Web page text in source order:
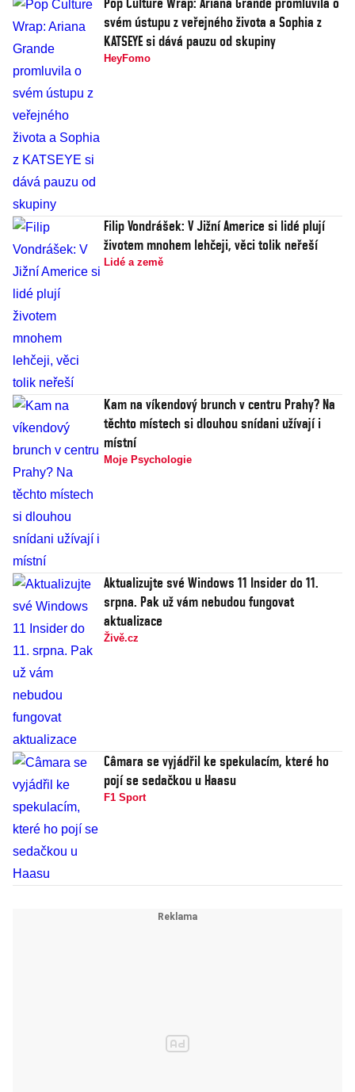
svém ústupu z veřejného života a Sophia z
KATSEYE si dává pauzu od skupiny
HeyFomo
Filip Vondrášek: V Jižní Americe si lidé plují
životem mnohem lehčeji, věci tolik neřeší
Lidé a země
Kam na víkendový brunch v centru Prahy? Na
těchto místech si dlouhou snídani užívají i
místní
Moje Psychologie
Aktualizujte své Windows 11 Insider do 11.
srpna. Pak už vám nebudou fungovat
aktualizace
Živě.cz
Câmara se vyjádřil ke spekulacím, které ho
pojí se sedačkou u Haasu
F1 Sport